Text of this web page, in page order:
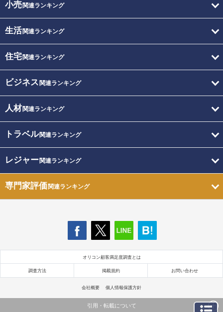
小売関連ランキング
生活関連ランキング
住宅関連ランキング
ビジネス 関連ランキング
人材関連ランキング
トラベル関連ランキング
レジャー関連ランキング
専門家評価関連ランキング
オリコン顧客満足度調査とは
調査方法 掲載規約 お問い合わせ
会社概要 個人情報保護方針
引用・転載について